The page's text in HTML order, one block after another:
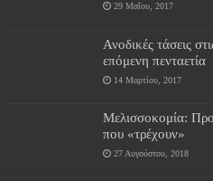
29 Μαΐου, 2017
Ανοδικές τάσεις
επόμενη πενταετία
14 Μαρτίου, 2017
Μελισσοκομία:
που «τρέχουν»
27 Αυγούστου, 2018